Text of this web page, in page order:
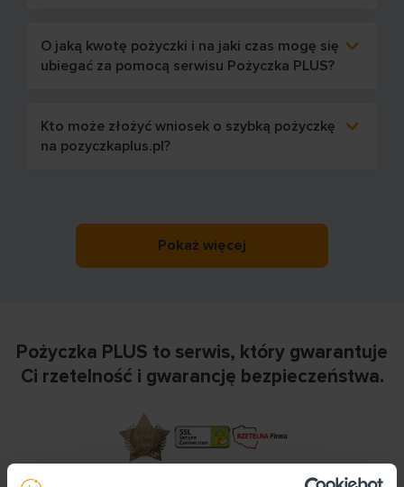
O jaką kwotę pożyczki i na jaki czas mogę się
ubiegać za pomocą serwisu Pożyczka PLUS?
Kto może złożyć wniosek o szybką pożyczkę
na pozyczkaplus.pl?
Pokaż więcej
Pożyczka PLUS to serwis, który gwarantuje
Ci rzetelność i gwarancję bezpieczeństwa.